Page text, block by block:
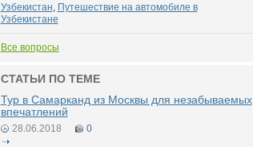
Узбекистан, Путешествие на автомобиле в
Узбекистане
Все вопросы
СТАТЬИ ПО ТЕМЕ
Тур в Самарканд из Москвы для незабываемых
впечатлений
28.06.2018 0